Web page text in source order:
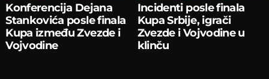
Konferencija Dejana
Stankovića posle finala
Kupa između Zvezde i
Vojvodine
Incidenti posle finala
Kupa Srbije, igrači
Zvezde i Vojvodine u
klinču